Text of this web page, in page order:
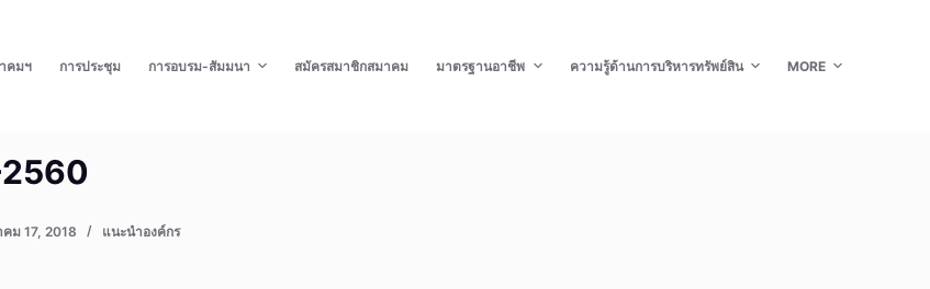
คมฯ การประชุม การอบรม-สัมมนา สมัครสมาชิกสมาคม มาตรฐานอาชีพ ความรู้ด้านการบริหารทรัพย์สิน MORE
ม 17, 2018 แนะนำองค์กร